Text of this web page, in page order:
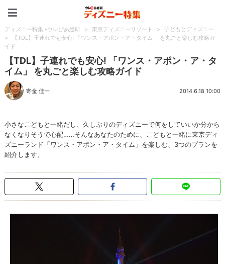
ディズニー特集 -ウレぴあ総研 > 東京ディズニーリゾート >
子どもとディズニー
>
【TDL】子連れでも安心! 「ワンス・アポン・ア・タイム」 を丸ごと楽しむ攻略ガ
イド
【TDL】子連れでも安心! 「ワンス・アポン・ア・タ
イム」 を丸ごと楽しむ攻略ガイド
寄金 佳一 2014.6.18 10:00
小さなこどもと一緒だし、久しぶりのディズニーで何をしていいか分から
なくなりそうで心配……そんなあなたのために、こどもと一緒に東京ディ
ズニーランド「ワンス・アポン・ア・タイム」を楽しむ、3つのプランを
紹介します。